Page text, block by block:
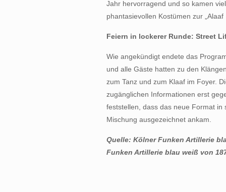
Jahr hervorragend und so kamen
phantasievollen Kostümen zur „Alaaf
Feiern in lockerer Runde: Street
Wie angekündigt endete das
und alle Gäste hatten zu den
zum Tanz und zum Klaaf im Foyer.
zugänglichen Informationen erst
feststellen, dass das neue Format
Mischung ausgezeichnet ankam.
Quelle: Kölner Funken Artillerie
Funken Artillerie blau weiß von